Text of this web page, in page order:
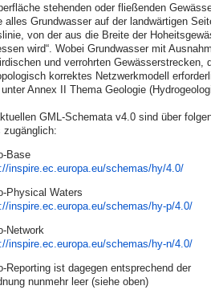
stehenden oder fließenden Gewässer
alles Grundwasser auf der landwärtigen Seite
von der aus die Breite der
wird“. Wobei Grundwasser mit
und verrohrten Gewässerstrecken,
korrektes Netzwerkmodell
Annex II Thema Geologie
GML-Schemata v4.0 sind über
zugänglich:
Base
inspire.ec.europa.eu/schemas/hy/4.0/
Physical Waters
inspire.ec.europa.eu/schemas/hy-p/4.0/
Network
inspire.ec.europa.eu/schemas/hy-n/4.0/
Reporting ist dagegen entsprechend der
nunmehr leer (siehe oben)